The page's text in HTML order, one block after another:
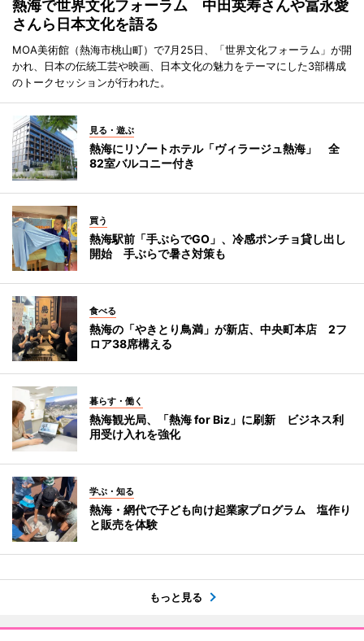
熱海で世界文化フォーラム 中田英寿さんや冨永愛
さんら日本文化を語る
MOA美術館（熱海市桃山町）で7月25日、「世界文化フォーラム」が開
かれ、日本の伝統工芸や映画、日本文化の魅力をテーマにした3部構成
のトークセッションが行われた。
見る・遊ぶ
熱海にリゾートホテル「ヴィラージュ熱海」 全
82室バルコニー付き
買う
熱海駅前「手ぶらでGO」、冷感ポンチョ貸し出し
開始 手ぶらで暑さ対策も
食べる
熱海の「やきとり鳥満」が新店、中央町本店 2フ
ロア38席構える
暮らす・働く
熱海観光局、「熱海 for Biz」に刷新 ビジネス利
用受け入れを強化
学ぶ・知る
熱海・網代で子ども向け起業家プログラム 塩作り
と販売を体験
もっと見る